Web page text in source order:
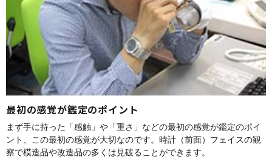
最初の感覚が鑑定のポイント
まず手に持った「感触」や「重さ」などの最初の感覚が鑑定のポイ
ント、この最初の感覚が大切なのです。時計（前面）フェイスの観
察で模造品や改造品の多くは見破ることができます。